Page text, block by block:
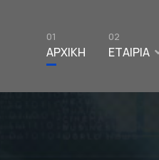
ΑΡΧΙΚΗ
01
ΕΤΑΙΡΙΑ
02